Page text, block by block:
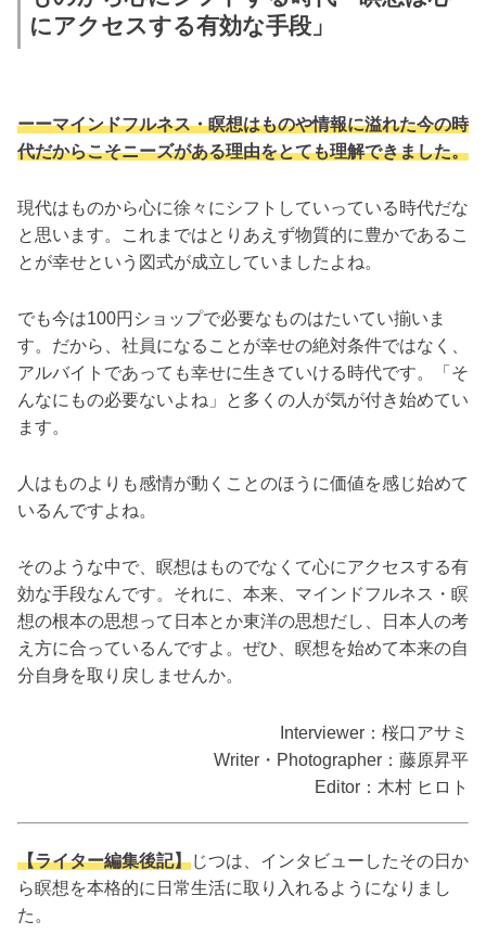
にアクセスする有効な手段」
ーーマインドフルネス・瞑想はものや情報に溢れた今の時
代だからこそニーズがある理由をとても理解できました。
現代はものから心に徐々にシフトしていっている時代だな
と思います。これまではとりあえず物質的に豊かであるこ
とが幸せという図式が成立していましたよね。
でも今は100円ショップで必要なものはたいてい揃いま
す。だから、社員になることが幸せの絶対条件ではなく、
アルバイトであっても幸せに生きていける時代です。「そ
んなにもの必要ないよね」と多くの人が気が付き始めてい
ます。
人はものよりも感情が動くことのほうに価値を感じ始めて
いるんですよね。
そのような中で、 瞑想はものでなくて心にアクセスする有
効な手段なんです。それに、本来、マインドフルネス・瞑
想の根本の思想って日本とか東洋の思想だし、日本人の考
え方に合っているんですよ。ぜひ、瞑想を始めて本来の自
分自身を取り戻しませんか。
Interviewer：桜口アサミ
Writer・Photographer：藤原昇平
Editor：木村 ヒロト
【ライター編集後記】じつは、インタビューしたその日か
ら瞑想を本格的に日常生活に取り入れるようになりまし
た。